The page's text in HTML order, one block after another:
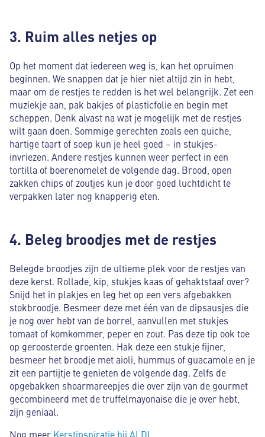
3. Ruim alles netjes op
Op het moment dat iedereen weg is, kan het opruimen
beginnen. We snappen dat je hier niet altijd zin in hebt,
maar om de restjes te redden is het wel belangrijk. Zet een
muziekje aan, pak bakjes of plasticfolie en begin met
scheppen. Denk alvast na wat je mogelijk met de restjes
wilt gaan doen. Sommige gerechten zoals een quiche,
hartige taart of soep kun je heel goed – in stukjes-
invriezen. Andere restjes kunnen weer perfect in een
tortilla of boerenomelet de volgende dag. Brood, open
zakken chips of zoutjes kun je door goed luchtdicht te
verpakken later nog knapperig eten.
4. Beleg broodjes met de restjes
Belegde broodjes zijn de ultieme plek voor de restjes van
deze kerst. Rollade, kip, stukjes kaas of gehaktstaaf over?
Snijd het in plakjes en leg het op een vers afgebakken
stokbroodje. Besmeer deze met één van de dipsausjes die
je nog over hebt van de borrel, aanvullen met stukjes
tomaat of komkommer, peper en zout. Pas deze tip ook toe
op geroosterde groenten. Hak deze een stukje fijner,
besmeer het broodje met aioli, hummus of guacamole en je
zit een partijtje te genieten de volgende dag. Zelfs de
opgebakken shoarmareepjes die over zijn van de gourmet
gecombineerd met de truffelmayonaise die je over hebt,
zijn geniaal.
Nog meer Kerstinspiratie bij ALDI